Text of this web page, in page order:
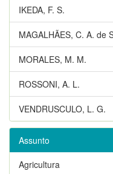
IKEDA, F. S.
MAGALHÃES, C. A. de
MORALES, M. M.
ROSSONI, A. L.
VENDRUSCULO, L. G.
Assunto
Agricultura